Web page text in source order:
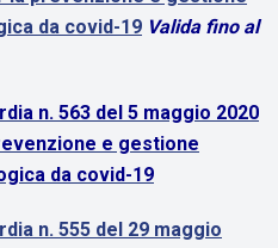
da covid-19 Valida fino al
n. 563 del 5 maggio 2020
e gestione
da covid-19
n. 555 del 29 maggio